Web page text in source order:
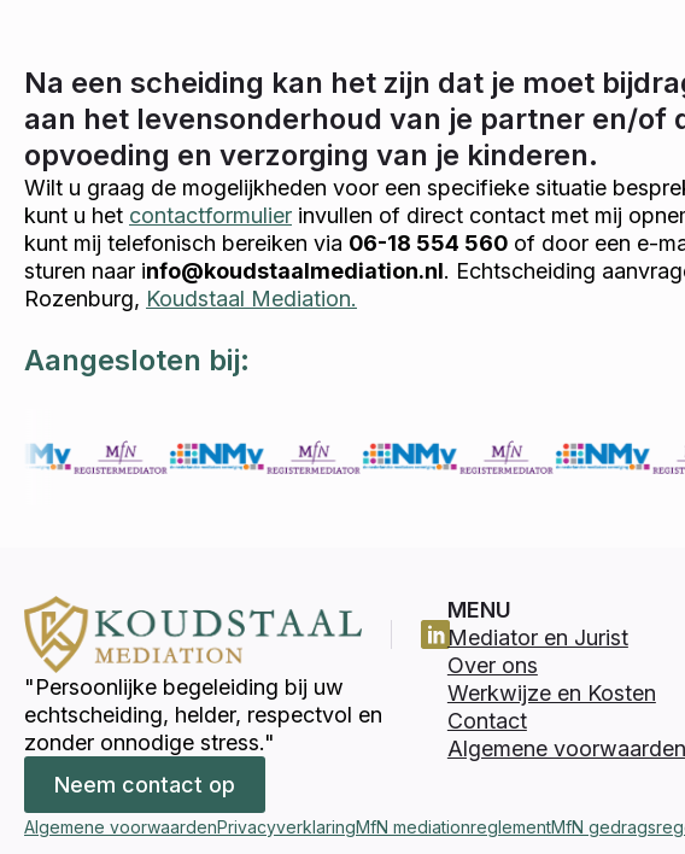
Na een scheiding kan het zijn dat je moet
aan het levensonderhoud van je partner en/of
opvoeding en verzorging van je kinderen.
Wilt u graag de mogelijkheden voor een specifieke situatie
kunt u het contactformulier invullen of direct contact met mij
kunt mij telefonisch bereiken via 06-18 554 560 of door een e-
sturen naar info@koudstaalmediation.nl. Echtscheiding
Rozenburg, Koudstaal Mediation.
Aangesloten bij:
"Persoonlijke begeleiding bij uw
echtscheiding, helder, respectvol en
zonder onnodige stress."
Neem contact op
MENU
Mediator en Jurist
Over ons
Werkwijze en Kosten
Contact
Algemene voorwaarden
Algemene voorwaardenPrivacyverklaringMfN mediationreglementMfN